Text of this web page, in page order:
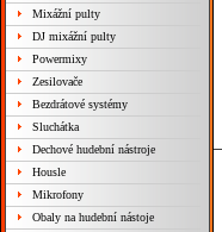
Mixážní pulty
DJ mixážní pulty
Powermixy
Zesilovače
Bezdrátové systémy
Sluchátka
Dechové hudební nástroje
Housle
Mikrofony
Obaly na hudební nástoje